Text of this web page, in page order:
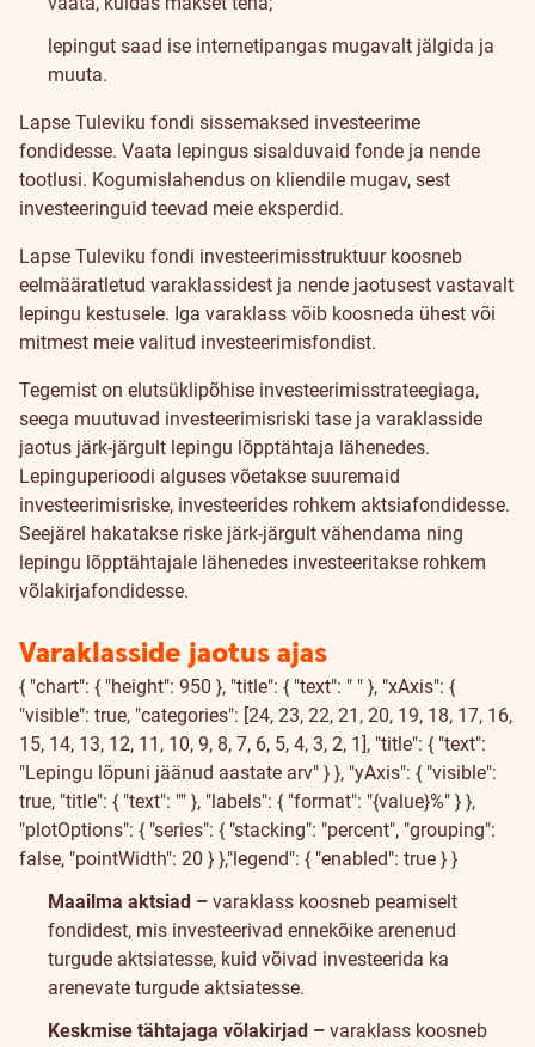
lepingut saad ise internetipangas mugavalt jälgida ja
muuta.
Investeeringud
Lapse Tuleviku fondi sissemaksed investeerime
fondidesse. Vaata lepingus sisalduvaid fonde ja nende
tootlusi. Kogumislahendus on kliendile mugav, sest
investeeringuid teevad meie eksperdid.
Lapse Tuleviku fondi investeerimisstruktuur koosneb
eelmääratletud varaklassidest ja nende jaotusest vastavalt
lepingu kestusele. Iga varaklass võib koosneda ühest või
mitmest meie valitud investeerimisfondist.
Tegemist on elutsüklipõhise investeerimisstrateegiaga,
seega muutuvad investeerimisriski tase ja varaklasside
jaotus järk-järgult lepingu lõpptähtaja lähenedes.
Lepinguperioodi alguses võetakse suuremaid
investeerimisriske, investeerides rohkem aktsiafondidesse.
Seejärel hakatakse riske järk-järgult vähendama ning
lepingu lõpptähtajale lähenedes investeeritakse rohkem
võlakirjafondidesse.
Varaklasside jaotus ajas
{ "chart": { "height": 950 }, "title": { "text": " " }, "xAxis": {
"visible": true, "categories": [24, 23, 22, 21, 20, 19, 18, 17, 16,
15, 14, 13, 12, 11, 10, 9, 8, 7, 6, 5, 4, 3, 2, 1], "title": { "text":
"Lepingu lõpuni jäänud aastate arv" } }, "yAxis": { "visible":
true, "title": { "text": "" }, "labels": { "format": "{value}%" } },
"plotOptions": { "series": { "stacking": "percent", "grouping":
false, "pointWidth": 20 } },"legend": { "enabled": true } }
Maailma aktsiad – varaklass koosneb peamiselt
fondidest, mis investeerivad ennekõike arenenud
turgude aktsiatesse, kuid võivad investeerida ka
arenevate turgude aktsiatesse.
Keskmise tähtajaga võlakirjad – varaklass koosneb